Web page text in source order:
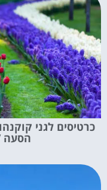
כרטיסים לגני
הסעה